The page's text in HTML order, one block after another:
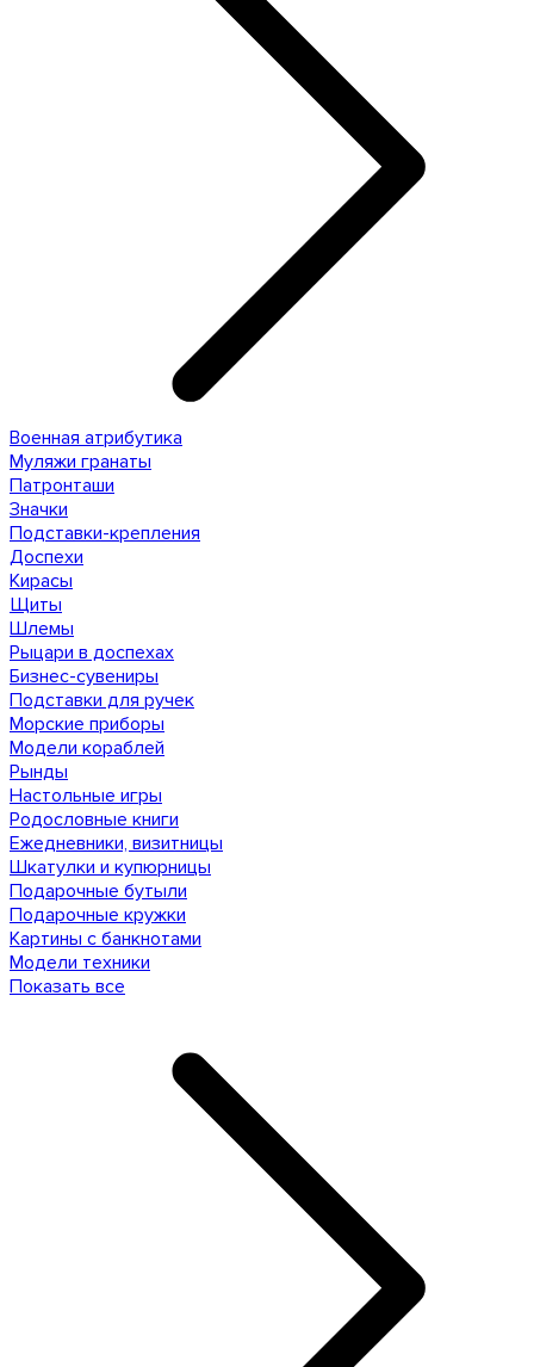
Военная атрибутика
Муляжи гранаты
Патронташи
Значки
Подставки-крепления
Доспехи
Кирасы
Щиты
Шлемы
Рыцари в доспехах
Бизнес-сувениры
Подставки для ручек
Морские приборы
Модели кораблей
Рынды
Настольные игры
Родословные книги
Ежедневники, визитницы
Шкатулки и купюрницы
Подарочные бутыли
Подарочные кружки
Картины с банкнотами
Модели техники
Показать все